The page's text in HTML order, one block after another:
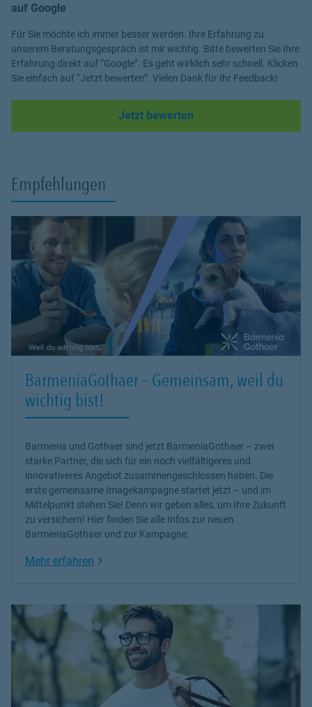
auf Google
Für Sie möchte ich immer besser werden. Ihre Erfahrung zu
unserem Beratungsgespräch ist mir wichtig. Bitte bewerten Sie Ihre
Erfahrung direkt auf “Google”. Es geht wirklich sehr schnell. Klicken
Sie einfach auf “Jetzt bewerten”. Vielen Dank für Ihr Feedback!
Jetzt bewerten
Empfehlungen
BarmeniaGothaer – Gemeinsam, weil du
wichtig bist!
Barmenia und Gothaer sind jetzt BarmeniaGothaer – zwei
starke Partner, die sich für ein noch vielfältigeres und
innovativeres Angebot zusammengeschlossen haben. Die
erste gemeinsame Imagekampagne startet jetzt – und im
Mittelpunkt stehen Sie! Denn wir geben alles, um Ihre Zukunft
zu versichern! Hier finden Sie alle Infos zur neuen
BarmeniaGothaer und zur Kampagne.
Mehr erfahren Link Opens in New Tab